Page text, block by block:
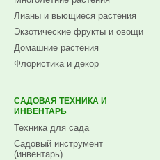
Лианы и вьющиеся растения
Экзотические фрукты и овощи
Домашние растения
Флористика и декор
САДОВАЯ ТЕХНИКА И
ИНВЕНТАРЬ
Техника для сада
Садовый инструмент
(инвентарь)